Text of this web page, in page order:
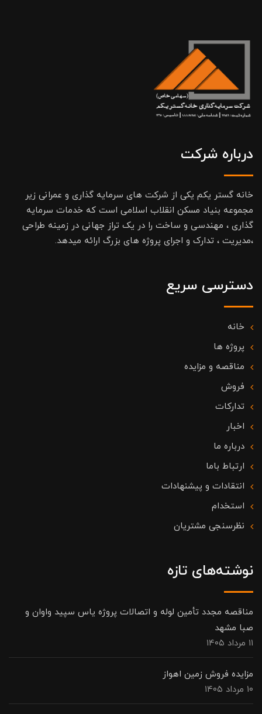
درباره شرکت
خانه گستر یکم یکی از شرکت های سرمایه گذاری و عمرانی زیر
مجموعه بنیاد مسکن انقلاب اسلامی است که خدمات سرمایه
گذاری ، مهندسی و ساخت را در یک تراز جهانی در زمینه طراحی
،مدیریت ، تدارک و اجرای پروژه های بزرگ ارائه میدهد.
دسترسی سریع
خانه
پروژه ها
مناقصه و مزایده
فروش
تدارکات
اخبار
درباره ما
ارتباط باما
انتقادات و پیشنهادات
استخدام
نظرسنجی مشتریان
نوشته‌های تازه
مناقصه مجدد تأمین لوله و اتصالات پروژه یاس سپید واوان و
صبا مشهد
۱۱ مرداد ۱۴۰۵
مزایده فروش زمین اهواز
۱۰ مرداد ۱۴۰۵